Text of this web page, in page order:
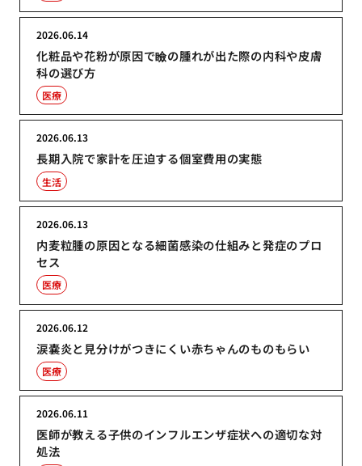
化粧品や花粉が原因で瞼の腫れが出た際の内科や皮膚
科の選び方
2026.06.14
医療
長期入院で家計を圧迫する個室費用の実態
2026.06.13
生活
内麦粒腫の原因となる細菌感染の仕組みと発症のプロ
セス
2026.06.13
医療
涙嚢炎と見分けがつきにくい赤ちゃんのものもらい
2026.06.12
医療
医師が教える子供のインフルエンザ症状への適切な対
処法
2026.06.11